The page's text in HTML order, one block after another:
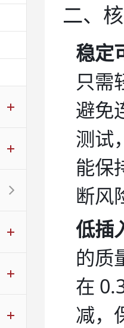
二、
稳定
只需
避免
测试
能保
断风
低插
的质
在
减，